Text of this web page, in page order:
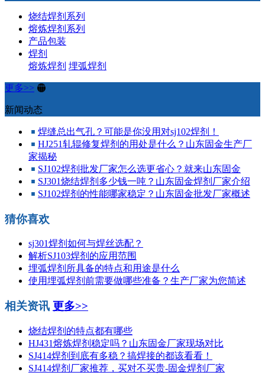
烧结焊剂系列
熔炼焊剂系列
产品包装
焊剂
熔炼焊剂 埋弧焊剂
更多>>
新闻动态
焊缝总出气孔？可能是你没用对sj102焊剂！
HJ251轧辊修复焊剂的用处是什么？山东固金生产厂
家揭秘
SJ102焊剂批发厂家怎么选更省心？就来山东固金
SJ301烧结焊剂多少钱一吨？山东固金焊剂厂家介绍
SJ102焊剂的性能哪家稳定？山东固金批发厂家概述
猜你喜欢
sj301焊剂如何与焊丝选配？
解析SJ103焊剂的应用范围
埋弧焊剂所具备的特点和用途是什么
使用埋弧焊剂前需要做哪些准备？生产厂家为您简述
相关资讯 更多>>
烧结焊剂的特点都有哪些
HJ431熔炼焊剂稳定吗？山东固金厂家现场对比
SJ414焊剂到底有多稳？搞焊接的都该看看！
SJ414焊剂厂家推荐，买对不买贵-固金焊剂厂家